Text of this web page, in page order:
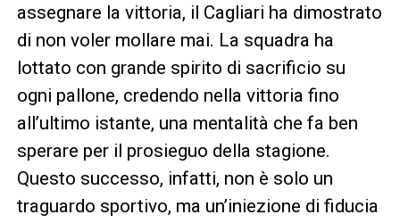
assegnare la vittoria, il Cagliari ha dimostrato
di non voler mollare mai. La squadra ha
lottato con grande spirito di sacrificio su
ogni pallone, credendo nella vittoria fino
all’ultimo istante, una mentalità che fa ben
sperare per il prosieguo della stagione.
Questo successo, infatti, non è solo un
traguardo sportivo, ma un’iniezione di fiducia